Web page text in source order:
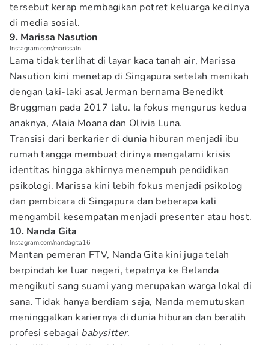
tersebut kerap membagikan potret keluarga kecilnya
di media sosial.
9. Marissa Nasution
Instagram.com/marissaln
Lama tidak terlihat di layar kaca tanah air, Marissa
Nasution kini menetap di Singapura setelah menikah
dengan laki-laki asal Jerman bernama Benedikt
Bruggman pada 2017 lalu. Ia fokus mengurus kedua
anaknya, Alaia Moana dan Olivia Luna.
Transisi dari berkarier di dunia hiburan menjadi ibu
rumah tangga membuat dirinya mengalami krisis
identitas hingga akhirnya menempuh pendidikan
psikologi. Marissa kini lebih fokus menjadi psikolog
dan pembicara di Singapura dan beberapa kali
mengambil kesempatan menjadi presenter atau host.
10. Nanda Gita
Instagram.com/nandagita16
Mantan pemeran FTV, Nanda Gita kini juga telah
berpindah ke luar negeri, tepatnya ke Belanda
mengikuti sang suami yang merupakan warga lokal di
sana. Tidak hanya berdiam saja, Nanda memutuskan
meninggalkan kariernya di dunia hiburan dan beralih
profesi sebagai babysitter.